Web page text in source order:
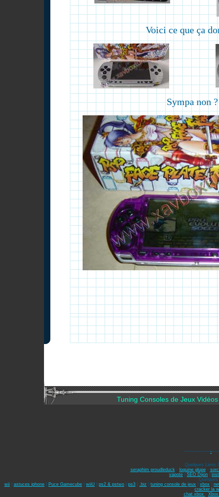
Voici ce que ça
Sympa non ?
Tuning Consoles de Jeux Vidéos
-------------------
Quelques Liens
seraphim proudleduck- loquine glupe-
vapote
SEO Dijon
wii
astuces iphone Puce Gamecube wiiU ps2 & pstwo ps3 .biz tuning console de jeux xbox
cracker la
chat xbox -